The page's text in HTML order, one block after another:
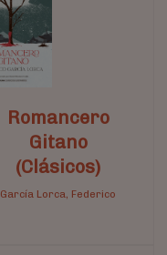
Romancero
Gitano
(Clásicos)
García Lorca, Federico